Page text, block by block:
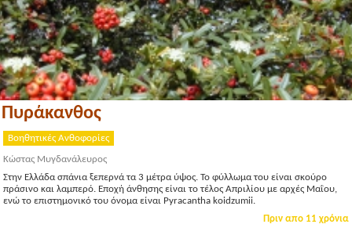
Πυράκανθος
Βοηθητικές Ανθοφορίες
Κώστας Μυγδανάλευρος
Στην Ελλάδα σπάνια ξεπερνά τα 3 μέτρα ύψος. Το φύλλωμα του είναι σκούρο
πράσινο και λαμπερό. Εποχή άνθησης είναι το τέλος Απριλίου με αρχές Μαΐου,
ενώ το επιστημονικό του όνομα είναι Pyracantha koidzumii.
Πριν απο 11 χρόνια